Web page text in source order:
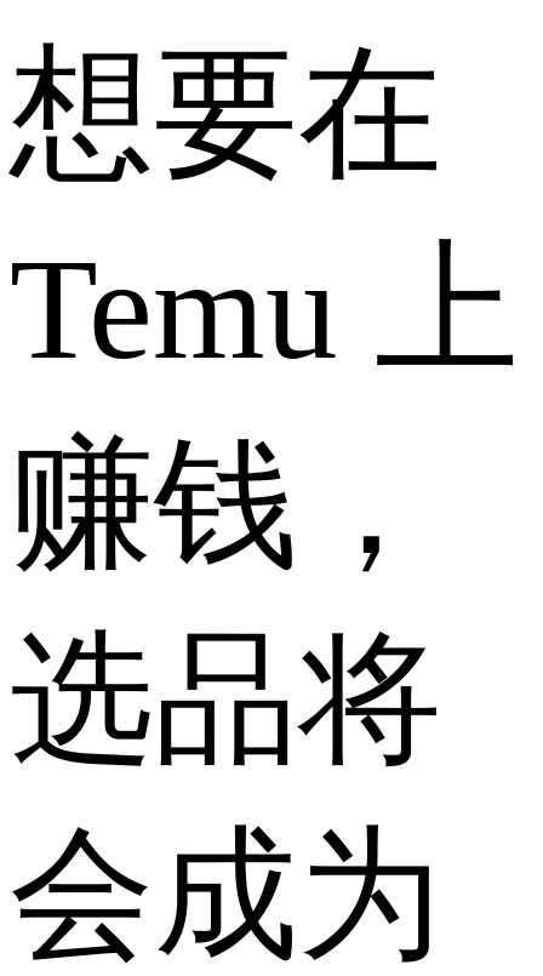
想要在
Temu 上
赚钱，
选品将
会成为